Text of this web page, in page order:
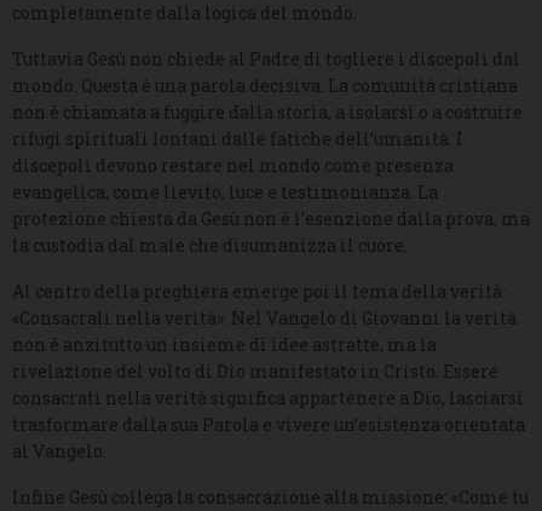
completamente dalla logica del mondo.
Tuttavia Gesù non chiede al Padre di togliere i discepoli dal
mondo. Questa è una parola decisiva. La comunità cristiana
non è chiamata a fuggire dalla storia, a isolarsi o a costruire
rifugi spirituali lontani dalle fatiche dell’umanità. I
discepoli devono restare nel mondo come presenza
evangelica, come lievito, luce e testimonianza. La
protezione chiesta da Gesù non è l’esenzione dalla prova, ma
la custodia dal male che disumanizza il cuore.
Al centro della preghiera emerge poi il tema della verità:
«Consacrali nella verità». Nel Vangelo di Giovanni la verità
non è anzitutto un insieme di idee astratte, ma la
rivelazione del volto di Dio manifestato in Cristo. Essere
consacrati nella verità significa appartenere a Dio, lasciarsi
trasformare dalla sua Parola e vivere un’esistenza orientata
al Vangelo.
Infine Gesù collega la consacrazione alla missione: «Come tu